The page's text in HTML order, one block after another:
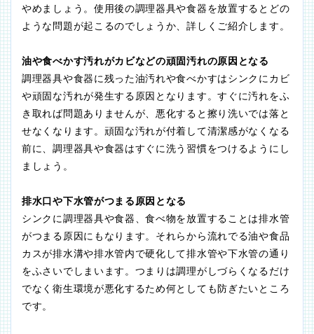
やめましょう。使用後の調理器具や食器を放置するとどの
ような問題が起こるのでしょうか、詳しくご紹介します。
油や食べかす汚れがカビなどの頑固汚れの原因となる
調理器具や食器に残った油汚れや食べかすはシンクにカビ
や頑固な汚れが発生する原因となります。すぐに汚れをふ
き取れば問題ありませんが、悪化すると擦り洗いでは落と
せなくなります。頑固な汚れが付着して清潔感がなくなる
前に、調理器具や食器はすぐに洗う習慣をつけるようにし
ましょう。
排水口や下水管がつまる原因となる
シンクに調理器具や食器、食べ物を放置することは排水管
がつまる原因にもなります。それらから流れでる油や食品
カスが排水溝や排水管内で硬化して排水管や下水管の通り
をふさいでしまいます。つまりは調理がしづらくなるだけ
でなく衛生環境が悪化するため何としても防ぎたいところ
です。